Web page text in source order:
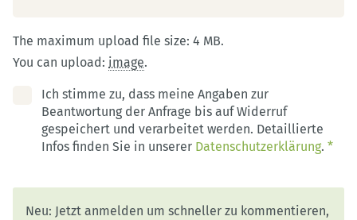
Ich stimme zu, dass meine Angaben zur
Beantwortung der Anfrage bis auf Widerruf
gespeichert und verarbeitet werden. Detaillierte
Infos finden Sie in unserer Datenschutzerklärung. *
The maximum upload file size: 4 MB.
You can upload: image.
Neu: Jetzt anmelden um schneller zu kommentieren,